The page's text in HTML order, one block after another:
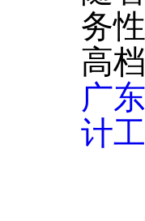
务
高
广
计